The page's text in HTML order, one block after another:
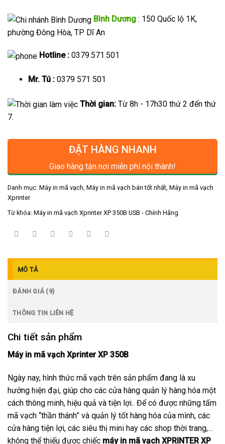
Bình Dương : 150 Quốc lộ 1K,
phường Đông Hòa, TP Dĩ An
Hotline : 0379.571.501
Mr. Tú :0379 571 501
Thời gian: Từ 8h - 17h30 thứ 2 đến thứ
7.
ĐẶT HÀNG NHANH
Giao hàng tận nơi miễn phí nội thành!
Danh mục: Máy in mã vạch Máy in mã vạch bán tốt nhất Máy in mã vạch
Xprinter
Từ khóa: Máy in mã vạch Xprinter XP 350B USB - Chính Hãng
MÔ TẢ
ĐÁNH GIÁ (9)
THÔNG TIN LIÊN HỆ
Chi tiết sản phẩm
Máy in mã vạch Xprinter XP 350B
Ngày nay, hình thức mã vạch trên sản phẩm đang là xu
hướng hiện đại, giúp cho các cửa hàng quản lý hàng hóa một
cách thông minh, hiệu quả và tiện lợi.. Để có được những tấm
mã vạch “thần thánh” và quản lý tốt hàng hóa của mình, các
cửa hàng tiện lợi, các siêu thị mini hay các shop thời trang,…
không thể thiếu được chiếc máy in mã vạch XPRINTER XP